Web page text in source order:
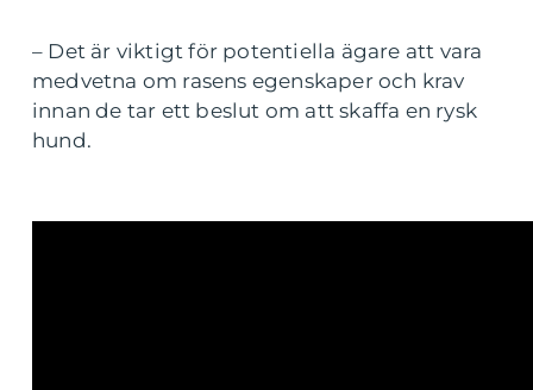
– Det är viktigt för potentiella ägare att vara
medvetna om rasens egenskaper och krav
innan de tar ett beslut om att skaffa en rysk
hund.